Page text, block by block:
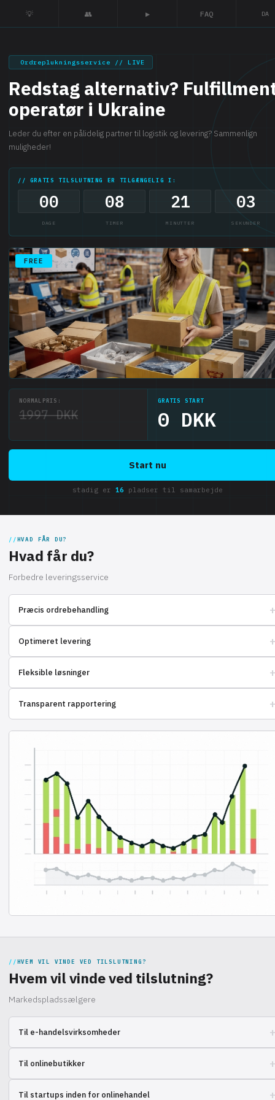
💡 👥 ▶ FAQ DA
Ordreplukningsservice // LIVE
Redstag alternativ?
operatør i Ukraine
Leder du efter en pålidelig partner til logistik og levering? Sammenlign
muligheder!
// GRATIS TILSLUTNING ER TILGÆNGELIG I:
00
DAGE
08
TIMER
21
MINUTTER
02
SEKUNDER
FREE
NORMALPRIS:
1997 DKK
GRATIS START
0 DKK
Start nu
stadig er 16 pladser til samarbejde
HVAD FÅR DU?
Hvad får du?
Forbedre leveringsservice
Præcis ordrebehandling
Optimeret levering
Fleksible løsninger
Transparent rapportering
HVEM VIL VINDE VED TILSLUTNING?
Hvem vil vinde ved tilslutning?
Markedspladssælgere
Til e-handelsvirksomheder
levering af dine varer.
Til onlinebutikker
Til startups inden for onlinehandel